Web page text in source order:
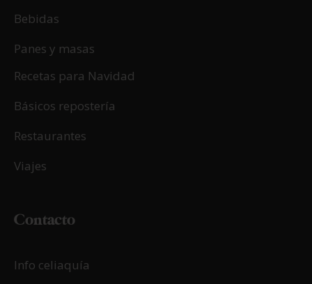
Bebidas
Panes y masas
Recetas para Navidad
Básicos repostería
Restaurantes
Viajes
Contacto
Info celiaquía